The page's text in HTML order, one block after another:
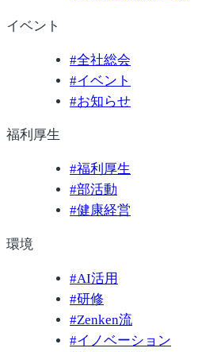
イベント
#全社総会
#イベント
#お知らせ
福利厚生
#福利厚生
#部活動
#健康経営
環境
#AI活用
#研修
#Zenken流
#イノベーション